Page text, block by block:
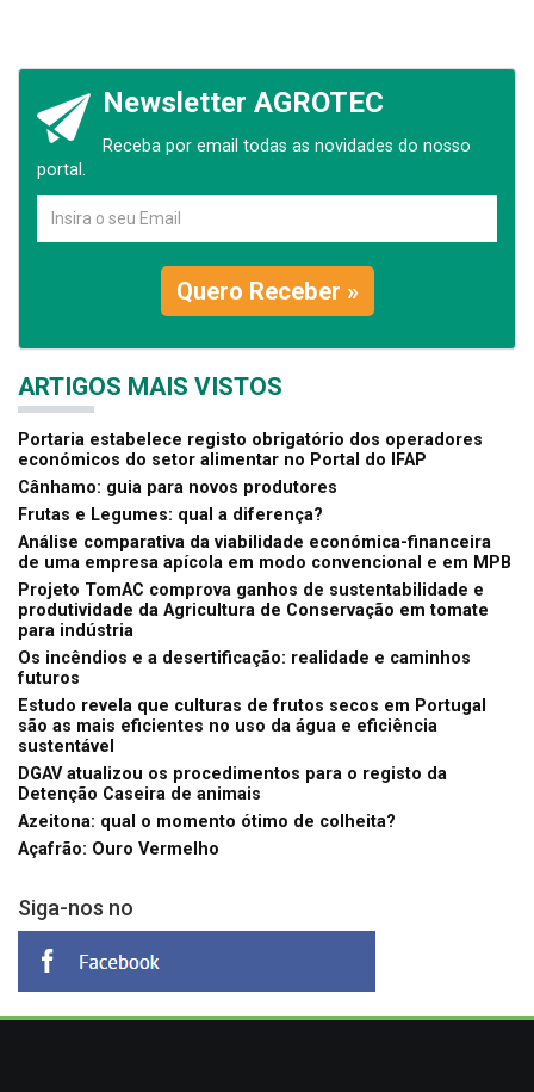
Newsletter AGROTEC
Receba por email todas as novidades do nosso
portal.
Quero Receber »
ARTIGOS MAIS VISTOS
Portaria estabelece registo obrigatório dos operadores
económicos do setor alimentar no Portal do IFAP
Cânhamo: guia para novos produtores
Frutas e Legumes: qual a diferença?
Análise comparativa da viabilidade económica-financeira
de uma empresa apícola em modo convencional e em MPB
Projeto TomAC comprova ganhos de sustentabilidade e
produtividade da Agricultura de Conservação em tomate
para indústria
Os incêndios e a desertificação: realidade e caminhos
futuros
Estudo revela que culturas de frutos secos em Portugal
são as mais eficientes no uso da água e eficiência
sustentável
DGAV atualizou os procedimentos para o registo da
Detenção Caseira de animais
Azeitona: qual o momento ótimo de colheita?
Açafrão: Ouro Vermelho
Siga-nos no